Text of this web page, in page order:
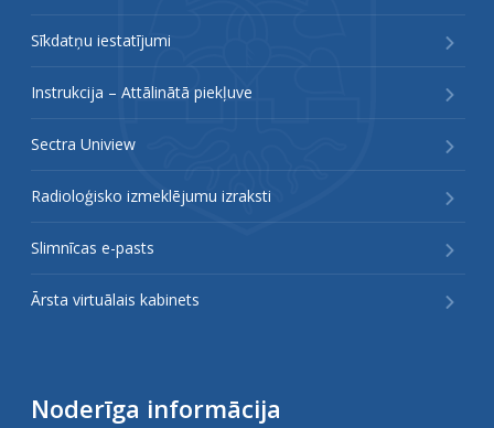
Sīkdatņu iestatījumi
Instrukcija – Attālinātā piekļuve
Sectra Uniview
Radioloģisko izmeklējumu izraksti
Slimnīcas e-pasts
Ārsta virtuālais kabinets
Noderīga informācija